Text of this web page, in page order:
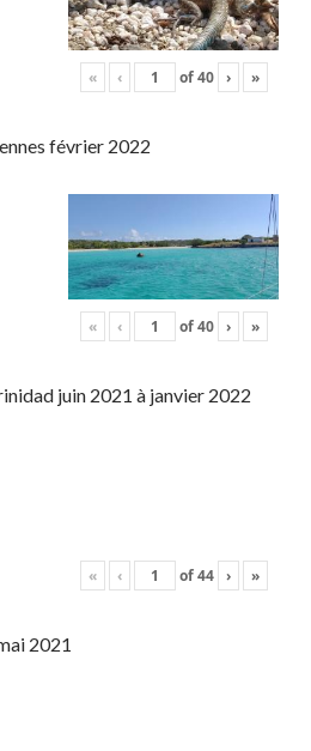
« ‹ of40 › »
février 2022
« ‹ of40 › »
juin 2021 à janvier 2022
« ‹ of44 › »
2021